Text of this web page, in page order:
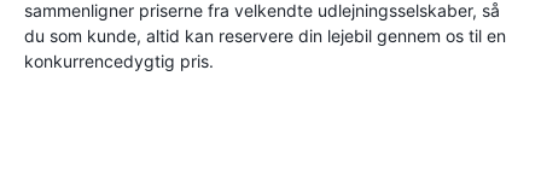
sammenligner priserne fra velkendte udlejningsselskaber, så
du som kunde, altid kan reservere din lejebil gennem os til en
konkurrencedygtig pris.